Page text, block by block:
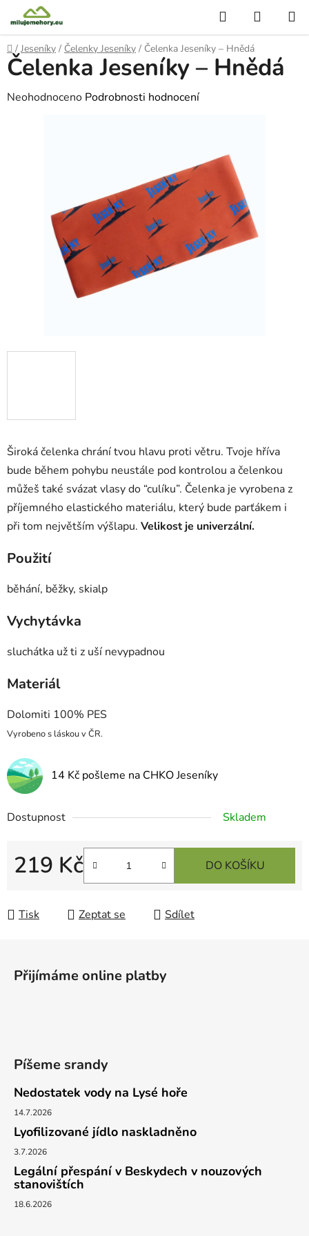
na
obsah
Hledat
KOŠÍK
Domů
/ Jeseníky / Čelenky Jeseníky / Čelenka Jeseníky – Hnědá
Široká čelenka chrání tvou hlavu proti větru. Tvoje hříva
bude během pohybu neustále pod kontrolou a čelenkou
můžeš také svázat vlasy do “culíku”. Čelenka je vyrobena z
příjemného elastického materiálu, který bude parťákem i
při tom největším výšlapu. Velikost je univerzální.
Použití
běhání, běžky, skialp
Vychytávka
sluchátka už ti z uší nevypadnou
Materiál
Dolomiti 100% PES
Vyrobeno s láskou v ČR.
14 Kč pošleme na CHKO Jeseníky
Dostupnost Skladem
219 Kč DO KOŠÍKU
Tisk Zeptat se Sdílet
Čelenka Jeseníky – Hnědá
Průměrné
hvězdiček.
Neohodnoceno Podrobnosti hodnocení
Přijímáme online platby
Píšeme srandy
Nedostatek vody na Lysé hoře
14.7.2026
Lyofilizované jídlo naskladněno
3.7.2026
Legální přespání v Beskydech v nouzových
stanovištích
18.6.2026